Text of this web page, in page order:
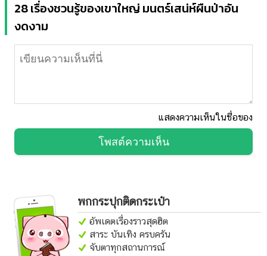
28 เรื่องชวนรู้ของเขาใหญ่ มนตร์เสน่ห์ผืนป่าอัน
งดงาม
แสดงความเห็นในชื่อของ
โพสต์ความเห็น
พกกระปุกติดกระเป๋า
อัพเดตเรื่องราวสุดฮิต
สาระ บันเทิง ครบครัน
จับตาทุกสถานการณ์